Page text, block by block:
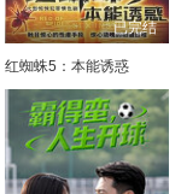
已完结
红蜘蛛5：本能诱惑